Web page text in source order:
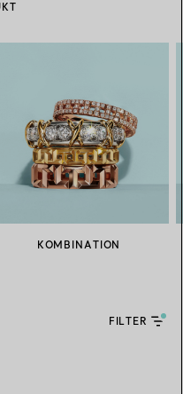
KOMBINATION
FILTER
Platin mit einem